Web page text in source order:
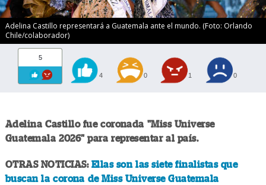
Adelina Castillo representará a Guatemala ante el mundo. (Foto: Orlando
Chile/colaborador)
5
4 0 1 0
Adelina Castillo fue coronada "Miss Universe
Guatemala 2026" para representar al país.
OTRAS NOTICIAS: Ellas son las siete finalistas que
buscan la corona de Miss Universe Guatemala